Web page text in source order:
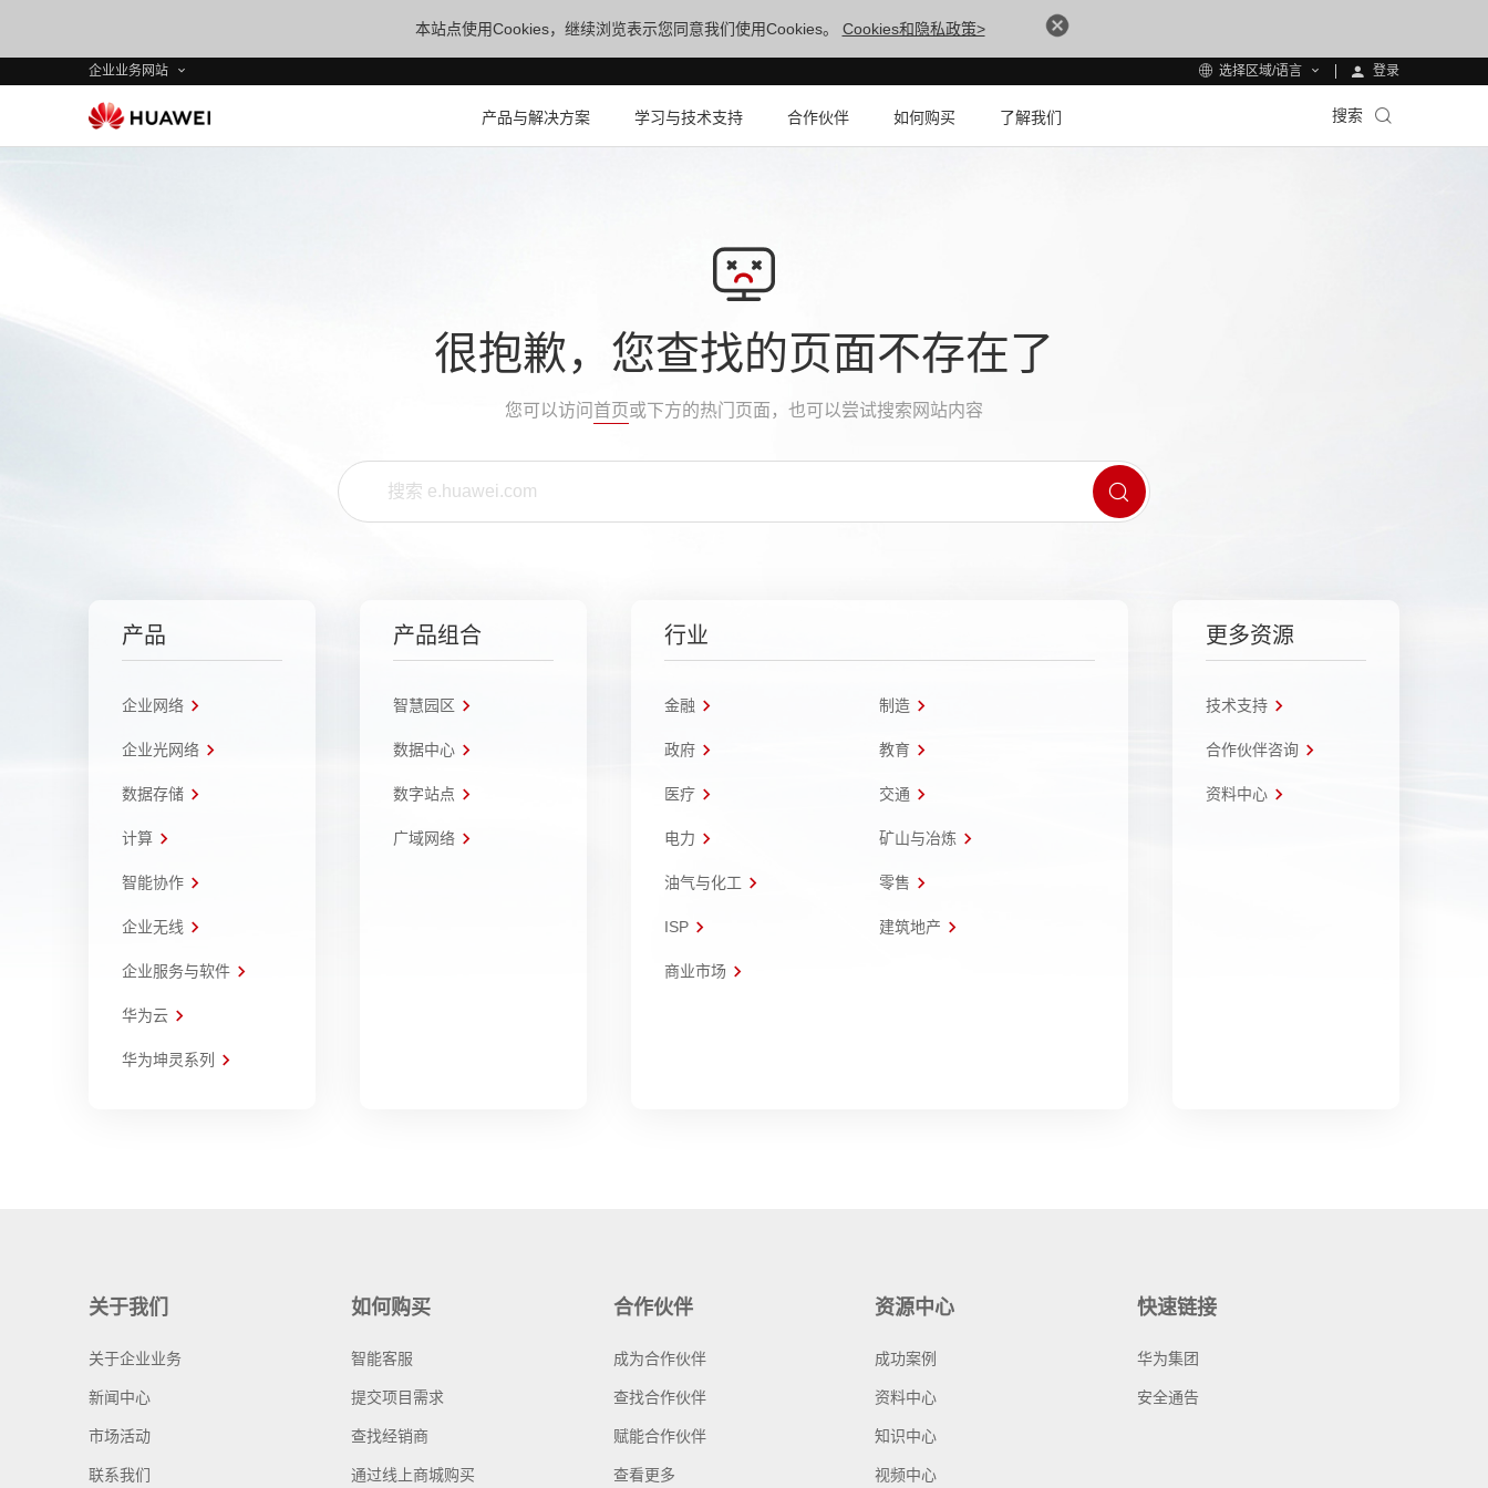
本站点使用Cookies，继续浏览表示您同意我们使用Cookies。 Cookies和隐私政策>
企业业务网站 选择区域/语言 登录
产品与解决方案 学习与技术支持 合作伙伴 如何购买 了解我们 搜索
很抱歉，您查找的页面不存在了
您可以访问 首页或下方的热门页面，也可以尝试搜索网站内容
产品
企业网络
企业光网络
数据存储
计算
智能协作
企业无线
企业服务与软件
华为云
华为坤灵系列
产品组合
智慧园区
数据中心
数字站点
广域网络
行业
金融 制造
政府 教育
医疗 交通
电力 矿山与冶炼
油气与化工 零售
ISP 建筑地产
商业市场
更多资源
技术支持
合作伙伴咨询
资料中心
关于我们
关于企业业务
新闻中心
市场活动
联系我们
如何购买
智能客服
提交项目需求
查找经销商
通过线上商城购买
合作伙伴
成为合作伙伴
查找合作伙伴
赋能合作伙伴
查看更多
资源中心
成功案例
资料中心
知识中心
视频中心
快速链接
华为集团
安全通告